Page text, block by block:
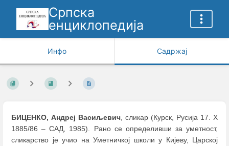
Српска
енциклопедија
Инфо Садржај
БИЦЕНКО, Андреј Васиљевич, сликар (Курск, Русија 17. X
1885/86– САД, 1985). Рано се определивши за уметност,
сликарство је учио на Уметничкој школи у Кијеву, Царској